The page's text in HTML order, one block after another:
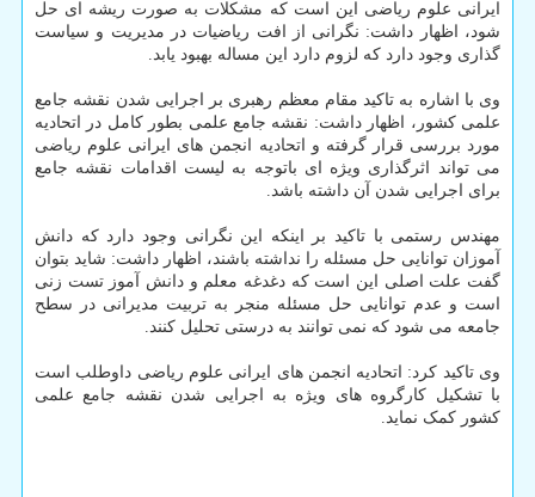
ایرانی علوم ریاضی این است که مشکلات به صورت ریشه ای حل
شود، اظهار داشت: نگرانی از افت ریاضیات در مدیریت و سیاست
گذاری وجود دارد که لزوم دارد این مساله بهبود یابد.
وی با اشاره به تاکید مقام معظم رهبری بر اجرایی شدن نقشه جامع
علمی کشور، اظهار داشت: نقشه جامع علمی بطور کامل در اتحادیه
مورد بررسی قرار گرفته و اتحادیه انجمن های ایرانی علوم ریاضی
می تواند اثرگذاری ویژه ای باتوجه به لیست اقدامات نقشه جامع
برای اجرایی شدن آن داشته باشد.
مهندس رستمی با تاکید بر اینکه این نگرانی وجود دارد که دانش
آموزان توانایی حل مسئله را نداشته باشند، اظهار داشت: شاید بتوان
گفت علت اصلی این است که دغدغه معلم و دانش آموز تست زنی
است و عدم توانایی حل مسئله منجر به تربیت مدیرانی در سطح
جامعه می شود که نمی توانند به درستی تحلیل کنند.
وی تاکید کرد: اتحادیه انجمن های ایرانی علوم ریاضی داوطلب است
با تشکیل کارگروه های ویژه به اجرایی شدن نقشه جامع علمی
کشور کمک نماید.